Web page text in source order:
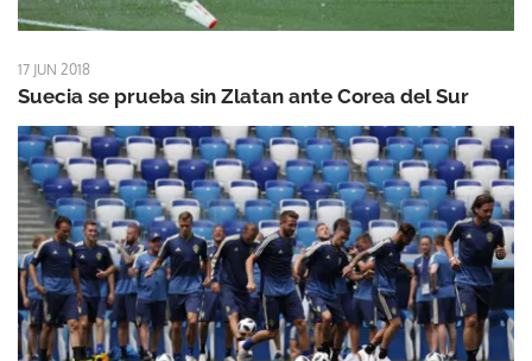
17 JUN 2018
Suecia se prueba sin Zlatan ante Corea del Sur